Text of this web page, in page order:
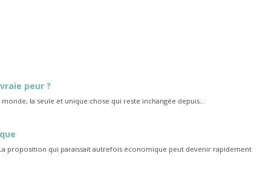
peur ?
la seule et unique chose qui reste inchangée depuis...
proposition qui paraissait autrefois économique peut devenir rapidement